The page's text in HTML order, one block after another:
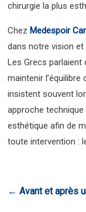
chirurgie la plus
Chez Medespoir
dans notre vision
Les Grecs parlaient
maintenir
insistent souvent
approche
esthétique afin de
toute intervention :
← Avant et après